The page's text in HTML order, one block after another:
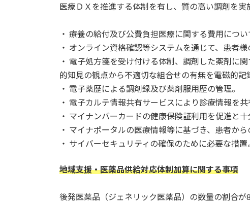
医療ＤＸを推進する体制を有し、質の高い調剤を実
・ 療養の給付及び公費負担医療に関する費用につ
・ オンライン資格確認等システムを通じて、患者
・ 電子処方箋を受け付ける体制、調剤した薬剤に
的知見の観点から不適切な組合せの有無を電磁的記
・ 電子薬歴による調剤録及び薬剤服用歴の管理。
・ 電子カルテ情報共有サービスにより診療情報を共
・ マイナンバーカードの健康保険証利用を促進と十
・ マイナポータルの医療情報等に基づき、患者か
・ サイバーセキュリティの確保のために必要な措置
地域支援・医薬品供給対応体制加算に関する事項
後発医薬品（ジェネリック医薬品）の数量の割合